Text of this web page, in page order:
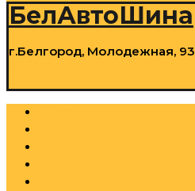
БелАвтоШина
г.Белгород, Молодежная, 93